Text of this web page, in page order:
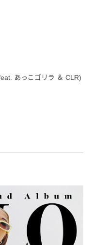
あっこゴリラ ＆ CLR)